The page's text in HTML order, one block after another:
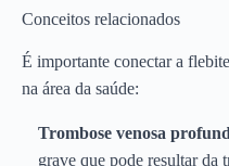
Conceitos relacionados
É importante conectar a
na área da saúde:
Trombose venosa
grave que pode resultar da